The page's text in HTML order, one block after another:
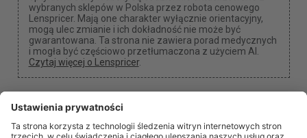
wybranych sklepów w Polska przez robota cenowego
Lenspricer. Mają one charakter wyłącznie orientacyjny,
mogą ulec zmianie i ich dokładność nie może być
gwarantowana. Ta strona nie zawiera porad medycznych
i mogła być częściowo przetłumaczona z użyciem AI.
Czytaj więcej o Lenspricer.